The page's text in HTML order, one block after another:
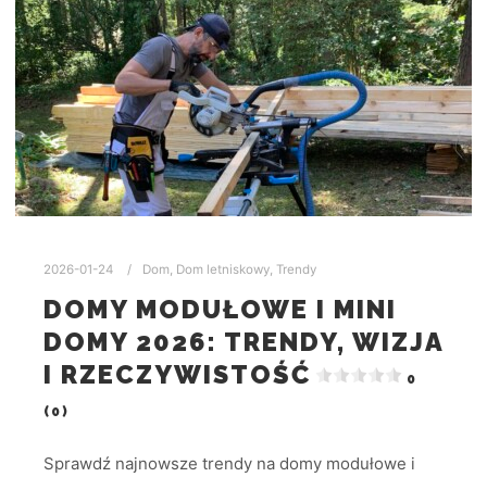
2026-01-24 Dom, Dom letniskowy, Trendy
DOMY MODUŁOWE I MINI
DOMY 2026: TRENDY, WIZJA
I RZECZYWISTOŚĆ
0
(0)
Sprawdź najnowsze trendy na domy modułowe i